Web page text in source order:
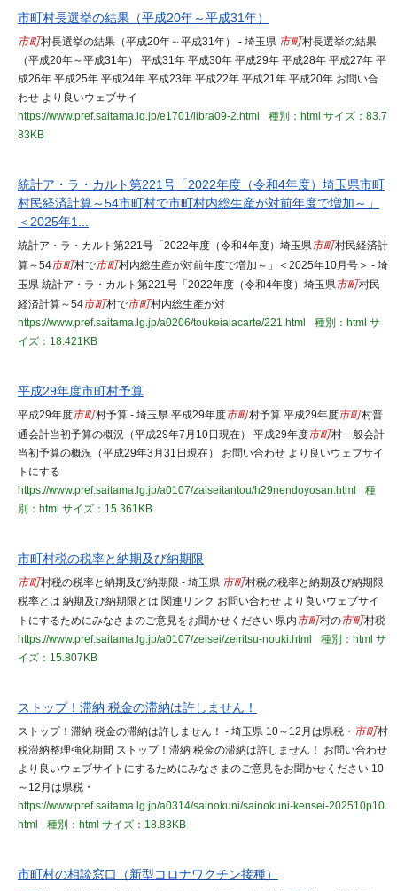
市町村長選挙の結果（平成20年～平成31年）
市町村長選挙の結果（平成20年～平成31年） - 埼玉県 市町村長選挙の結果
（平成20年～平成31年） 平成31年 平成30年 平成29年 平成28年 平成27年 平
成26年 平成25年 平成24年 平成23年 平成22年 平成21年 平成20年 お問い合
わせ より良いウェブサイ
https://www.pref.saitama.lg.jp/e1701/libra09-2.html
種別：html サイズ：83.7
83KB
統計ア・ラ・カルト第221号「2022年度（令和4年度）埼玉県市町
村民経済計算～54市町村で市町村内総生産が対前年度で増加～」
＜2025年1...
統計ア・ラ・カルト第221号「2022年度（令和4年度）埼玉県市町村民経済計
算～54市町村で市町村内総生産が対前年度で増加～」＜2025年10月号＞ - 埼
玉県 統計ア・ラ・カルト第221号「2022年度（令和4年度）埼玉県市町村民
経済計算～54市町村で市町村内総生産が対
https://www.pref.saitama.lg.jp/a0206/toukeialacarte/221.html
種別：html サ
イズ：18.421KB
平成29年度市町村予算
平成29年度市町村予算 - 埼玉県 平成29年度市町村予算 平成29年度市町村普
通会計当初予算の概況（平成29年7月10日現在） 平成29年度市町村一般会計
当初予算の概況（平成29年3月31日現在） お問い合わせ より良いウェブサイ
トにする
https://www.pref.saitama.lg.jp/a0107/zaiseitantou/h29nendoyosan.html
種
別：html サイズ：15.361KB
市町村税の税率と納期及び納期限
市町村税の税率と納期及び納期限 - 埼玉県 市町村税の税率と納期及び納期限
税率とは 納期及び納期限とは 関連リンク お問い合わせ より良いウェブサイ
トにするためにみなさまのご意見をお聞かせください 県内 市町村の市町村税
https://www.pref.saitama.lg.jp/a0107/zeisei/zeiritsu-nouki.html
種別：html サ
イズ：15.807KB
ストップ！滞納 税金の滞納は許しません！
ストップ！滞納 税金の滞納は許しません！ - 埼玉県 10～12月は県税・ 市町村
税滞納整理強化期間 ストップ！滞納 税金の滞納は許しません！ お問い合わせ
より良いウェブサイトにするためにみなさまのご意見をお聞かせください 10
～12月は県税・
https://www.pref.saitama.lg.jp/a0314/sainokuni/sainokuni-kensei-202510p10.
html
種別：html サイズ：18.83KB
市町村の相談窓口（新型コロナワクチン接種）